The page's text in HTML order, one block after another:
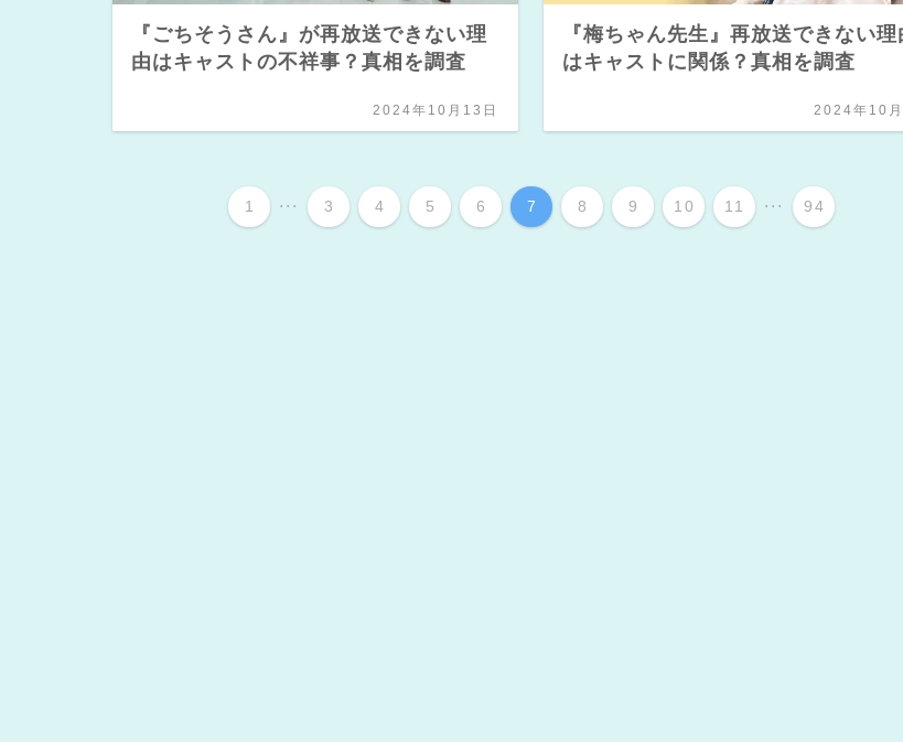
『ごちそうさん』が再放送できない理
由はキャストの不祥事？真相を調査
2024年10月13日
『梅ちゃん先生』再放送できない理
はキャストに関係？真相を調査
2024年10月
1 ... 3 4 5 6 7 8 9 10 11 ... 94